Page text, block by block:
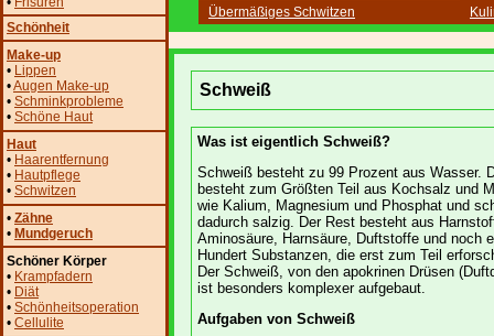
Übermäßiges Schwitzen
Schweiß
Was ist eigentlich Schweiß?
Schweiß besteht zu 99 Prozent aus Wasser.
besteht zum Größten Teil aus Kochsalz und
wie Kalium, Magnesium und Phosphat und
dadurch salzig. Der Rest besteht aus
Aminosäure, Harnsäure, Duftstoffe und noch
Hundert Substanzen, die erst zum Teil
Der Schweiß, von den apokrinen Drüsen
ist besonders komplexer aufgebaut.
Aufgaben von Schweiß
Schönheit
Make-up
• Lippen
•Augen Make-up
• Schminkprobleme
• Schöne Haut
Haut
• Haarentfernung
• Hautpflege
• Schwitzen
• Zähne
• Mundgeruch
Schöner Körper
• Krampfadern
• Diät
• Schönheitsoperation
• Cellulite